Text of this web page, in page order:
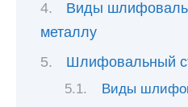
Виды
металлу
Шлифовальный
Виды